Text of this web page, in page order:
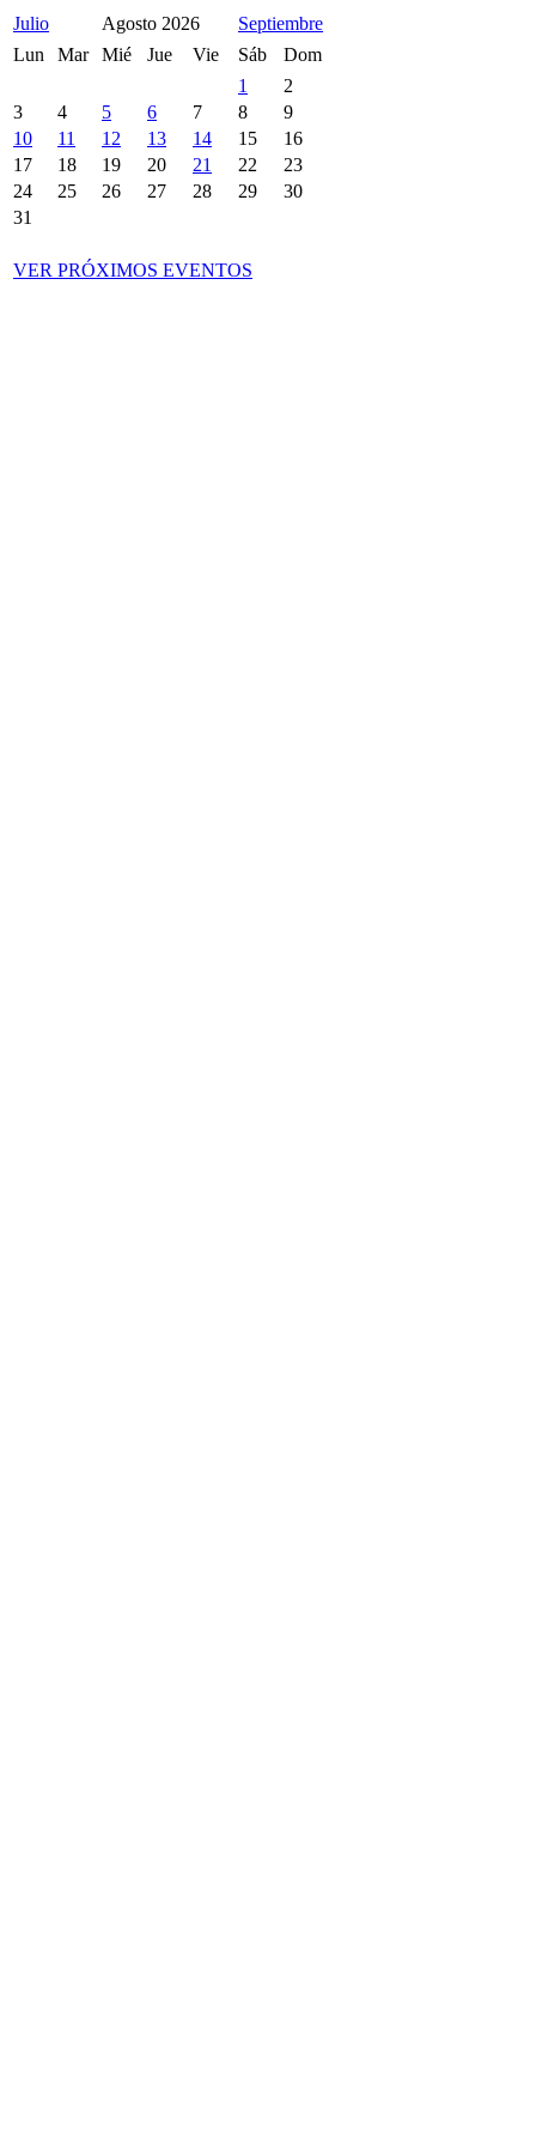
Julio Agosto 2026
Septiembre
Lun
Mar Mié Jue Vie Sáb
Dom
1
2
3
4 5 6 7 8
9
10
11 12 13 14 15
16
17
18 19 20 21 22
23
24
25 26 27 28 29
30
31
VER PRÓXIMOS EVENTOS